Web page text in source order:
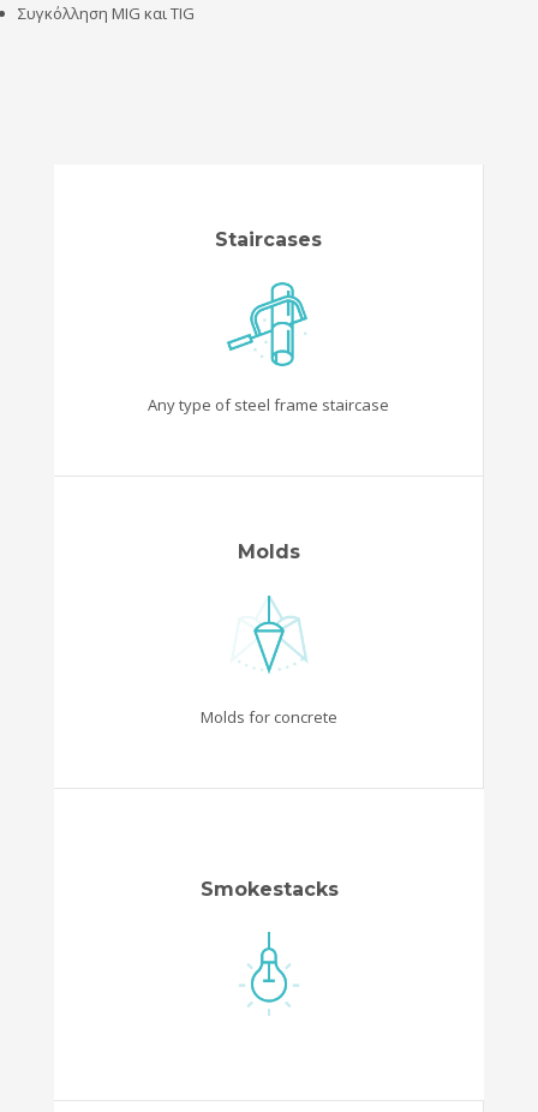
Συγκόλληση MIG και TIG
Staircases
Any type of steel frame staircase
Molds
Molds for concrete
Smokestacks